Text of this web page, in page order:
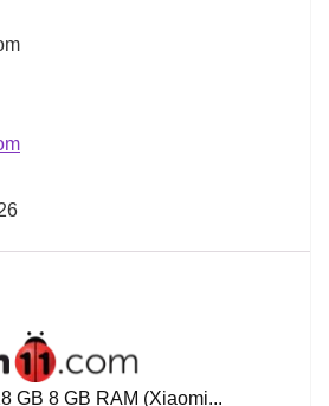
GB 8 GB RAM (Xiaomi...